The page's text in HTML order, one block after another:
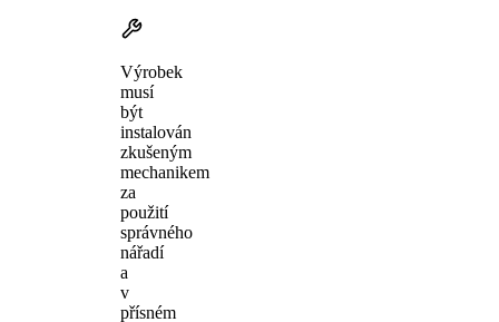
Výrobek
musí
být
instalován
zkušeným
mechanikem
za
použití
správného
nářadí
a
v
přísném